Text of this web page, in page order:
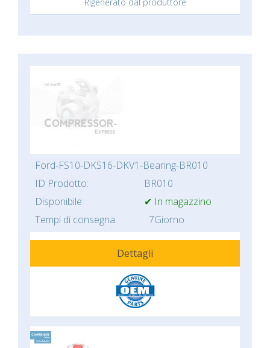
Rigenerato dal produttore
Ford-FS10-DKS16-DKV1-Bearing-BR010
ID Prodotto:
BR010
Disponibile:
✔ In magazzino
Tempi di consegna:
7Giorno
Dettagli